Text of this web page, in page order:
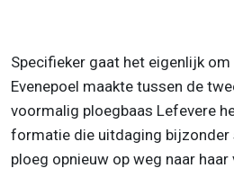
Specifieker gaat het eigenlijk
Evenepoel maakte tussen de
voormalig ploegbaas Lefevere
formatie die uitdaging bijzonder
ploeg opnieuw op weg naar